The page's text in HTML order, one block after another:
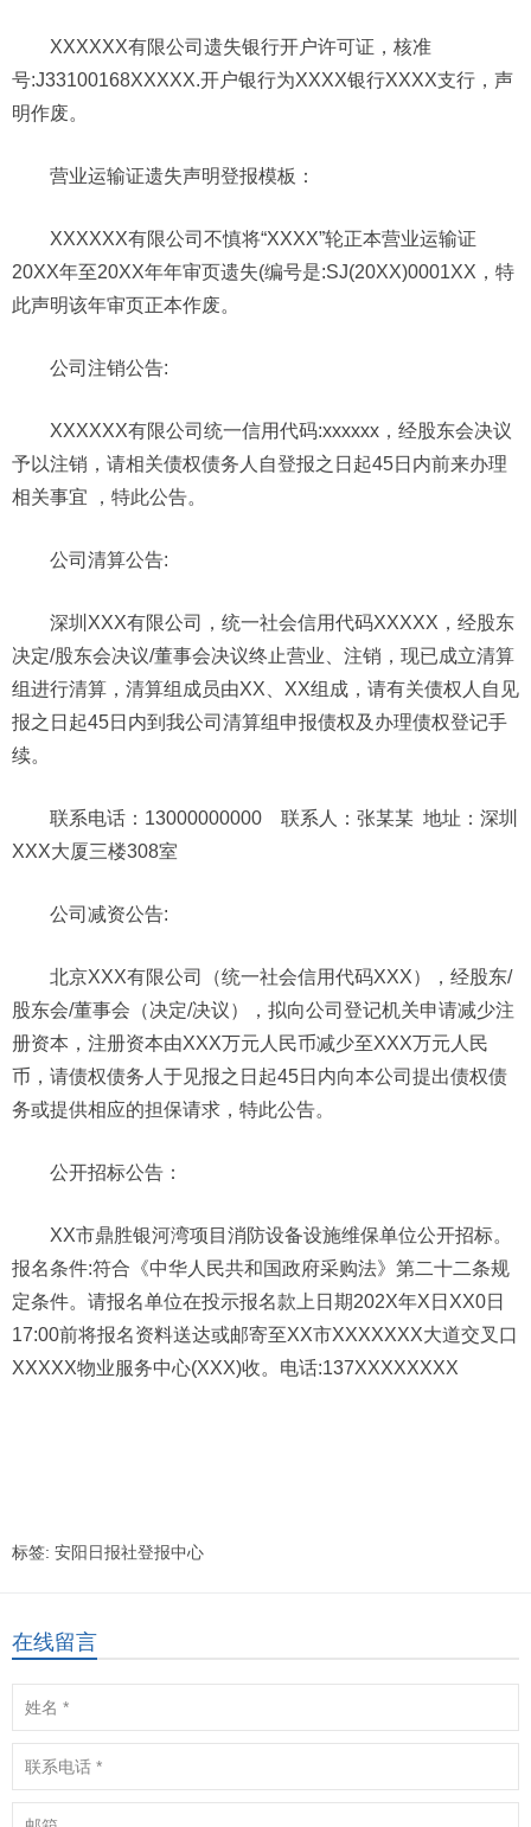
XXXXXX有限公司遗失银行开户许可证，核准
号:J33100168XXXXX.开户银行为XXXX银行XXXX支行，声
明作废。
营业运输证遗失声明登报模板：
XXXXXX有限公司不慎将“XXXX”轮正本营业运输证
20XX年至20XX年年审页遗失(编号是:SJ(20XX)0001XX，特
此声明该年审页正本作废。
公司 注销公告:
XXXXXX有限公司统一信用代码:xxxxxx，经股东会决议
予以注销，请相关债权债务人自登报之日起45日内前来办理
相关事宜 ，特此公告。
公司 清算公告:
深圳XXX有限公司，统一社会信用代码XXXXX，经股东
决定/股东会决议/董事会决议终止营业、注销，现已成立清算
组进行清算，清算组成员由XX、XX组成，请有关债权人自见
报之日起45日内到我公司清算组申报债权及办理债权登记手
续。
联系电话：13000000000 联系人：张某某 地址：深圳
XXX大厦三楼308室
公司 减资公告:
北京XXX有限公司（统一社会信用代码XXX），经股东/
股东会/董事会（决定/决议），拟向公司登记机关申请减少注
册资本，注册资本由XXX万元人民币减少至XXX万元人民
币，请债权债务人于见报之日起45日内向本公司提出债权债
务或提供相应的担保请求，特此公告。
公开招标公告 ：
XX市鼎胜银河湾项目消防设备设施维保单位公开招标。
报名条件:符合《中华人民共和国政府采购法》第二十二条规
定条件。请报名单位在投示报名款上日期202X年X日XX0日
17:00前将报名资料送达或邮寄至XX市XXXXXXX大道交叉口
XXXXX物业服务中心(XXX)收。电话:137XXXXXXXX
标签: 安阳日报社登报中心
在线留言